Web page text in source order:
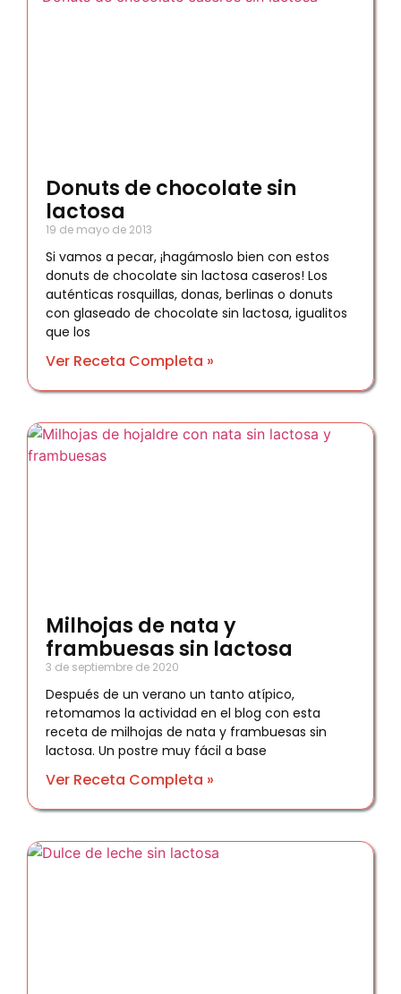
Donuts de chocolate sin
lactosa
19 de mayo de 2013
Si vamos a pecar, ¡hagámoslo bien con estos
donuts de chocolate sin lactosa caseros! Los
auténticas rosquillas, donas, berlinas o donuts
con glaseado de chocolate sin lactosa, igualitos
que los
Ver Receta Completa »
Milhojas de nata y
frambuesas sin lactosa
3 de septiembre de 2020
Después de un verano un tanto atípico,
retomamos la actividad en el blog con esta
receta de milhojas de nata y frambuesas sin
lactosa. Un postre muy fácil a base
Ver Receta Completa »